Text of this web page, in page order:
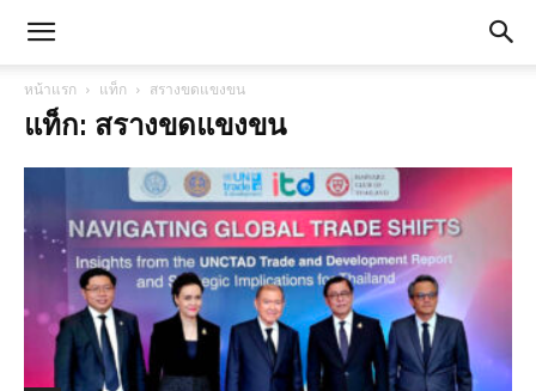
หน้าแรก แท็ก สรางขดแขงขน
แท็ก: สรางขดแขงขน